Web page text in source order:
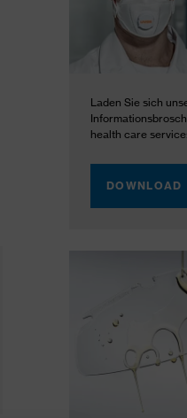
Laden Sie sich
health care
DOWNLOAD